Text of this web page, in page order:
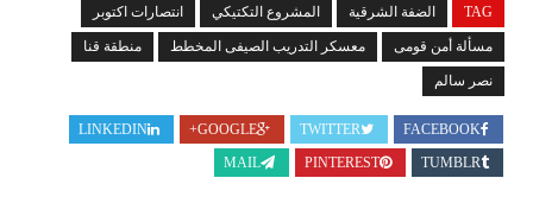
TAG الضفة الشرقية المشروع التكتيكي انتصارات اكتوبر
مسألة أمن قومى معسكر التدريب الصيفى المخطط منطقة قنا
نصر سالم
FACEBOOK
TWITTER
GOOGLE+
LINKEDIN
TUMBLR
PINTEREST
MAIL